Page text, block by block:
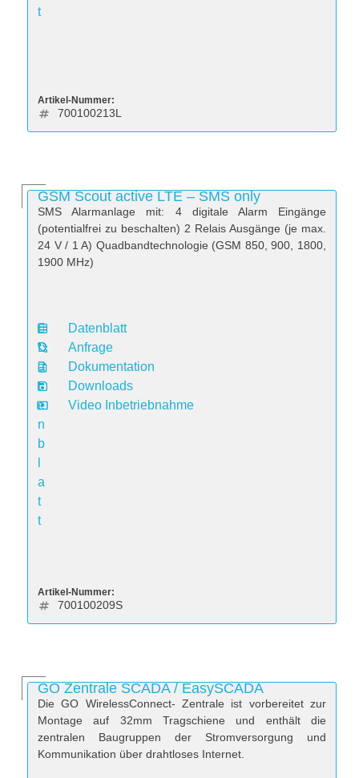
t
Artikel-Nummer:
700100213L
GSM Scout active LTE – SMS only
SMS Alarmanlage mit: 4 digitale Alarm Eingänge
(potentialfrei zu beschalten) 2 Relais Ausgänge (je max.
24 V / 1 A) Quadbandtechnologie (GSM 850, 900, 1800,
1900 MHz)
D
a
t
e
n
b
a
t
t
Datenblatt
Anfrage
Dokumentation
Downloads
Video Inbetriebnahme
Artikel-Nummer:
700100209S
GO Zentrale SCADA / EasySCADA
Die GO WirelessConnect- Zentrale ist vorbereitet zur
Montage auf 32mm Tragschiene und enthält die
zentralen Baugruppen der Stromversorgung und
Kommunikation über drahtloses Internet.